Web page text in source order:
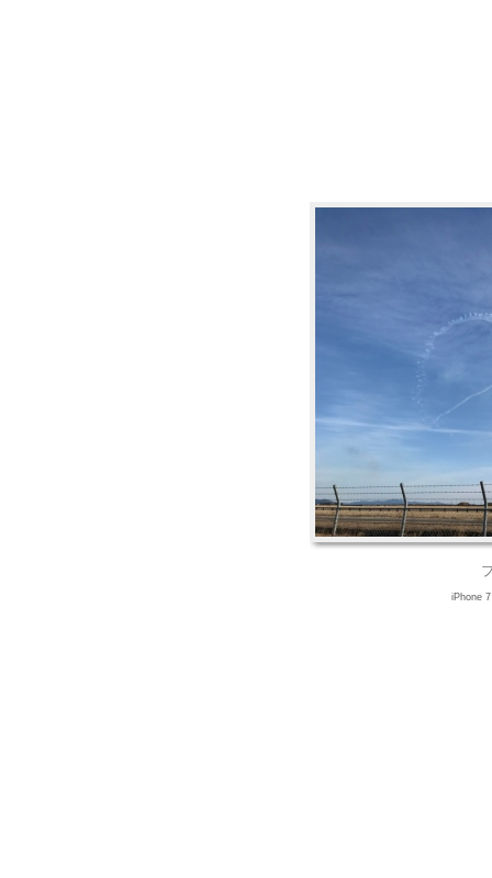
iPhone